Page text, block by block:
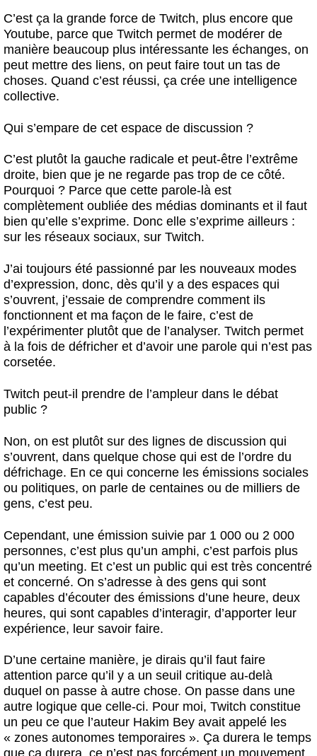
C’est ça la grande force de Twitch, plus encore que
Youtube, parce que Twitch permet de modérer de
manière beaucoup plus intéressante les échanges, on
peut mettre des liens, on peut faire tout un tas de
choses. Quand c’est réussi, ça crée une intelligence
collective.
Qui s’empare de cet espace de discussion ?
C’est plutôt la gauche radicale et peut-être l’extrême
droite, bien que je ne regarde pas trop de ce côté.
Pourquoi ? Parce que cette parole-là est
complètement oubliée des médias dominants et il faut
bien qu’elle s’exprime. Donc elle s’exprime ailleurs :
sur les réseaux sociaux, sur Twitch.
J’ai toujours été passionné par les nouveaux modes
d’expression, donc, dès qu’il y a des espaces qui
s’ouvrent, j’essaie de comprendre comment ils
fonctionnent et ma façon de le faire, c’est de
l’expérimenter plutôt que de l’analyser. Twitch permet
à la fois de défricher et d’avoir une parole qui n’est pas
corsetée.
Twitch peut-il prendre de l’ampleur dans le débat
public ?
Non, on est plutôt sur des lignes de discussion qui
s’ouvrent, dans quelque chose qui est de l’ordre du
défrichage. En ce qui concerne les émissions sociales
ou politiques, on parle de centaines ou de milliers de
gens, c’est peu.
Cependant, une émission suivie par 1 000 ou 2 000
personnes, c’est plus qu’un amphi, c’est parfois plus
qu’un meeting. Et c’est un public qui est très concentré
et concerné. On s’adresse à des gens qui sont
capables d’écouter des émissions d’une heure, deux
heures, qui sont capables d’interagir, d’apporter leur
expérience, leur savoir faire.
D’une certaine manière, je dirais qu’il faut faire
attention parce qu’il y a un seuil critique au-delà
duquel on passe à autre chose. On passe dans une
autre logique que celle-ci. Pour moi, Twitch constitue
un peu ce que l’auteur Hakim Bey avait appelé les
« zones autonomes temporaires ». Ça durera le temps